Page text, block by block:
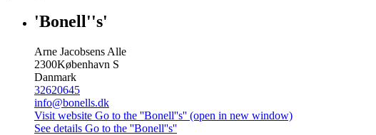
'Bonell''s'
Arne Jacobsens Alle
2300København S
Danmark
32620645
info@bonells.dk
Visit website Go to the ''Bonell''s'' (open in new window)
See details Go to the ''Bonell''s''